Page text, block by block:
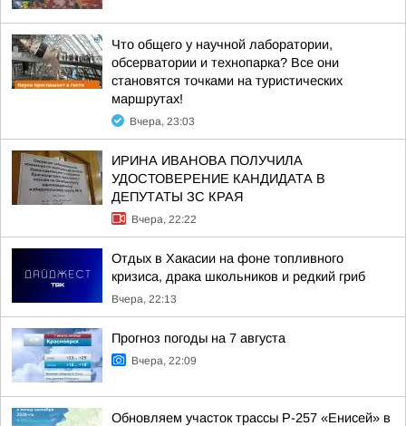
Что общего у научной лаборатории,
обсерватории и технопарка? Все они
становятся точками на туристических
маршрутах!
Вчера, 23:03
ИРИНА ИВАНОВА ПОЛУЧИЛА
УДОСТОВЕРЕНИЕ КАНДИДАТА В
ДЕПУТАТЫ ЗС КРАЯ
Вчера, 22:22
Отдых в Хакасии на фоне топливного
кризиса, драка школьников и редкий гриб
Вчера, 22:13
Прогноз погоды на 7 августа
Вчера, 22:09
Обновляем участок трассы Р-257 «Енисей» в